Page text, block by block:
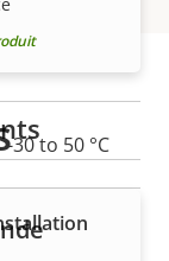
-30 to 50 °C
Oui